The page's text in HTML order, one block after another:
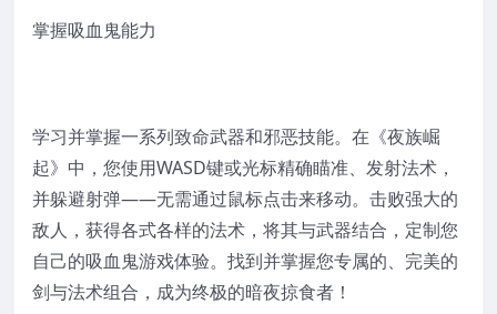
掌握吸血鬼能力
学习并掌握一系列致命武器和邪恶技能。在《夜族崛
起》中，您使用WASD键或光标精确瞄准、发射法术，
并躲避射弹——无需通过鼠标点击来移动。击败强大的
敌人，获得各式各样的法术，将其与武器结合，定制您
自己的吸血鬼游戏体验。找到并掌握您专属的、完美的
剑与法术组合，成为终极的暗夜掠食者！